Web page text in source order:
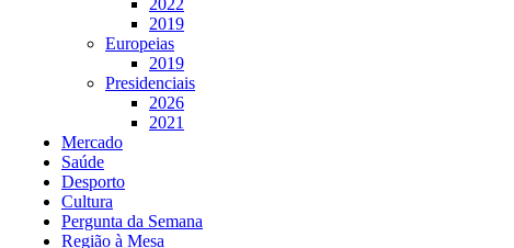
2019
Europeias
2019
Presidenciais
2026
2021
Mercado
Saúde
Desporto
Cultura
Pergunta da Semana
Região à Mesa